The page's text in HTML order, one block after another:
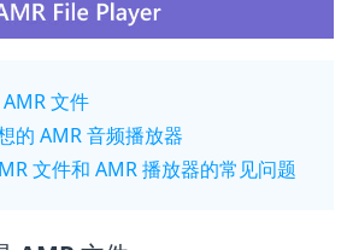
文件
的 AMR 音频播放器
文件和 AMR 播放器的常见问题